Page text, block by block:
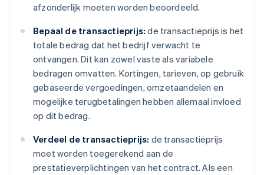
afzonderlijk moeten worden beoordeeld.
Bepaal de transactieprijs: de transactieprijs is het
totale bedrag dat het bedrijf verwacht te
ontvangen. Dit kan zowel vaste als variabele
bedragen omvatten. Kortingen, tarieven, op gebruik
gebaseerde vergoedingen, omzetaandelen en
mogelijke terugbetalingen hebben allemaal invloed
op dit bedrag.
Verdeel de transactieprijs: de transactieprijs
moet worden toegerekend aan de
prestatieverplichtingen van het contract. Als een